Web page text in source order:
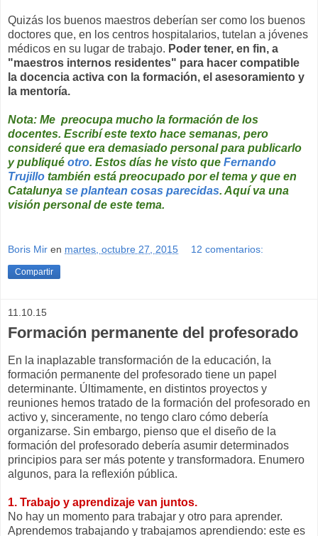
Quizás los buenos maestros deberían ser como los buenos
doctores que, en los centros hospitalarios, tutelan a jóvenes
médicos en su lugar de trabajo. Poder tener, en fin, a
"maestros internos residentes" para hacer compatible
la docencia activa con la formación, el asesoramiento y
la mentoría.
Nota: Me preocupa mucho la formación de los
docentes. Escribí este texto hace semanas, pero
consideré que era demasiado personal para publicarlo
y publiqué otro. Estos días he visto que Fernando
Trujillo también está preocupado por el tema y que en
Catalunya se plantean cosas parecidas. Aquí va una
visión personal de este tema.
Boris Mir en martes, octubre 27, 2015 12 comentarios:
Compartir
11.10.15
Formación permanente del profesorado
En la inaplazable transformación de la educación, la
formación permanente del profesorado tiene un papel
determinante. Últimamente, en distintos proyectos y
reuniones hemos tratado de la formación del profesorado en
activo y, sinceramente, no tengo claro cómo debería
organizarse. Sin embargo, pienso que el diseño de la
formación del profesorado debería asumir determinados
principios para ser más potente y transformadora. Enumero
algunos, para la reflexión pública.
1. Trabajo y aprendizaje van juntos.
No hay un momento para trabajar y otro para aprender.
Aprendemos trabajando y trabajamos aprendiendo: este es